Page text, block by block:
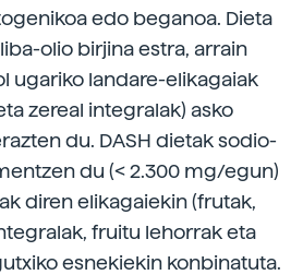
edo beganoa. Dieta
olio birjina estra, arrain
ugariko landare-elikagaiak
zereal integralak) asko
du. DASH dietak sodio-
du (< 2.300 mg/egun)
diren elikagaiekin (frutak,
fruitu lehorrak eta
esnekiekin konbinatuta.